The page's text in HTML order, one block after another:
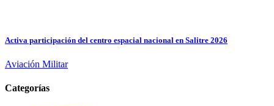
Activa participación del centro espacial nacional en Salitre 2026
Aviación Militar
Categorías